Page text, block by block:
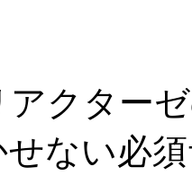
アクター
ない必